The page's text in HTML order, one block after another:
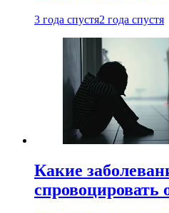
3 года спустя2 года спустя
Какие
спровоцировать